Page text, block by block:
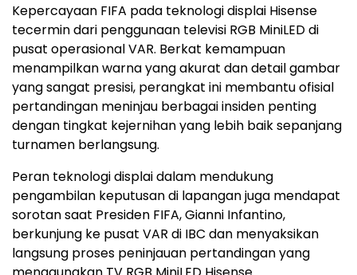
Kepercayaan FIFA pada teknologi displai Hisense
tecermin dari penggunaan televisi RGB MiniLED di
pusat operasional VAR. Berkat kemampuan
menampilkan warna yang akurat dan detail gambar
yang sangat presisi, perangkat ini membantu ofisial
pertandingan meninjau berbagai insiden penting
dengan tingkat kejernihan yang lebih baik sepanjang
turnamen berlangsung.
Peran teknologi displai dalam mendukung
pengambilan keputusan di lapangan juga mendapat
sorotan saat Presiden FIFA, Gianni Infantino,
berkunjung ke pusat VAR di IBC dan menyaksikan
langsung proses peninjauan pertandingan yang